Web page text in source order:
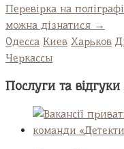
Перевірка на
можна дізнатися →
Одесса Киев Харьков
Черкассы
Послуги та відгуки